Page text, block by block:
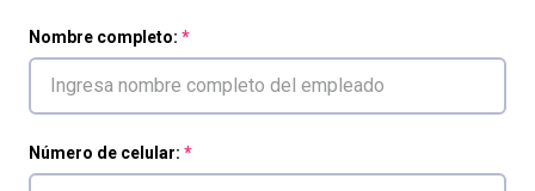
Nombre completo:
Número de celular: